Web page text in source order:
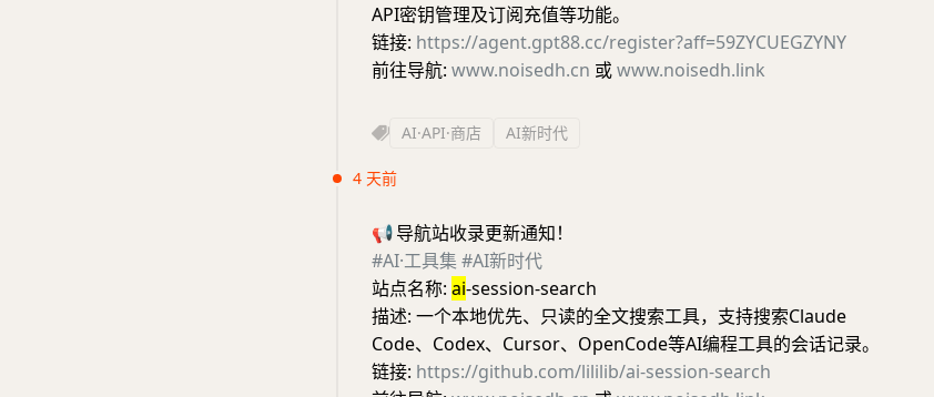
API密钥管理及订阅充值等功能。
链接: https://agent.gpt88.cc/register?aff=59ZYCUEGZYNY
前往导航: www.noisedh.cn 或www.noisedh.link
AI·API·商店 AI新时代
4 天前
📢导航站收录更新通知！
#AI·工具集 #AI新时代
站点名称: ai-session-search
描述: 一个本地优先、只读的全文搜索工具，支持搜索Claude
Code、Codex、Cursor、OpenCode等AI编程工具的会话记录。
链接: https://github.com/lililib/ai-session-search